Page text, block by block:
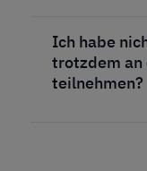
Ich habe
trotzdem an
teilnehmen?